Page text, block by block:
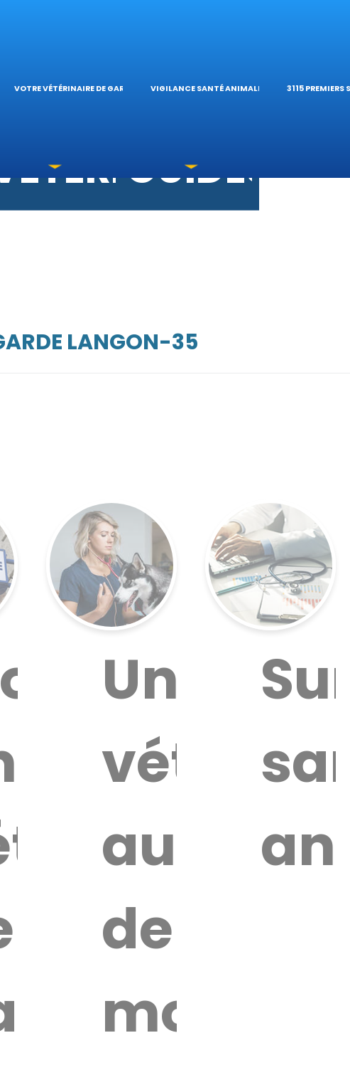
URGENCE?
VOTRE VÉTÉRINAIRE DE GARDE
L’HÔPITAL
DU
VIGILANCE SANTÉ ANIMALE
GUIDES
3115 PREMIERS
LANGON-35
Un
autour
de
moi